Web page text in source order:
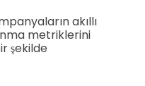
akıllı
metriklerini
şekilde